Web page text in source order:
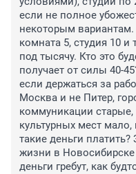
если не полное
некоторым
комната 5, студия 10
под тысячу. Кто это
получает от силы 40-
если держаться за
Москва и не Питер,
коммуникации старые,
культурных мест
такие деньги платить?
жизни в
деньги гребут, как